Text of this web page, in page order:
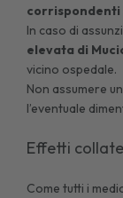
corrispondenti
In caso di
elevata di
vicino ospedale.
Non assumere
l’eventuale
Effetti
Come tutti i